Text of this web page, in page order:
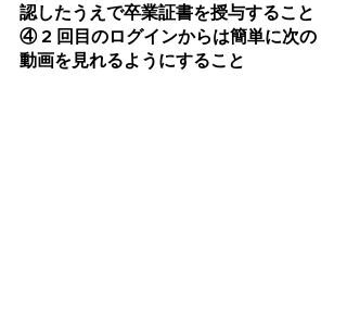
認したうえで卒業証書を授与すること
④ 2 回目のログインからは簡単に次の
動画を見れるようにすること